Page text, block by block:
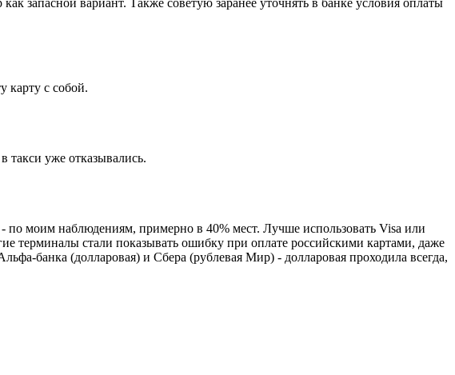
карту с собой.
такси уже отказывались.
по моим наблюдениям, примерно в 40% мест. Лучше использовать Visa или
терминалы стали показывать ошибку при оплате российскими картами, даже
банка (долларовая) и Сбера (рублевая Мир) - долларовая проходила всегда,